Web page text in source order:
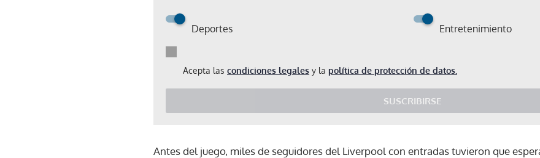
Deportes Entretenimiento
Acepta las condiciones legales y la política de protección de datos.
SUSCRIBIRSE
Antes del juego, miles de seguidores del Liverpool con entradas tuvieron que